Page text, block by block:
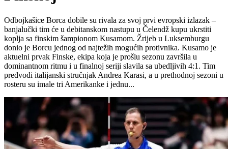
Odbojkašice Borca dobile su rivala za svoj prvi evropski izlazak –
banjalučki tim će u debitanskom nastupu u Čelendž kupu ukrstiti
koplja sa finskim šampionom Kusamom. Žrijeb u Luksemburgu
donio je Borcu jednog od najtežih mogućih protivnika. Kusamo je
aktuelni prvak Finske, ekipa koja je prošlu sezonu završila u
dominantnom ritmu i u finalnoj seriji slavila sa ubedljivih 4:1. Tim
predvodi italijanski stručnjak Andrea Karasi, a u prethodnoj sezoni u
rosteru su imale tri Amerikanke i jednu...